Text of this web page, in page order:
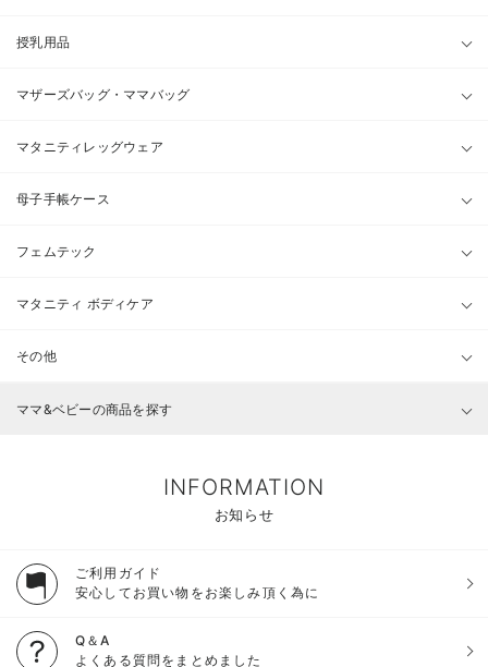
授乳用品
マザーズバッグ・ママバッグ
マタニティレッグウェア
母子手帳ケース
フェムテック
マタニティ ボディケア
その他
ママ&ベビーの商品を探す
INFORMATION
お知らせ
ご利用ガイド
安心してお買い物をお楽しみ頂く為に
Q＆A
よくある質問をまとめました